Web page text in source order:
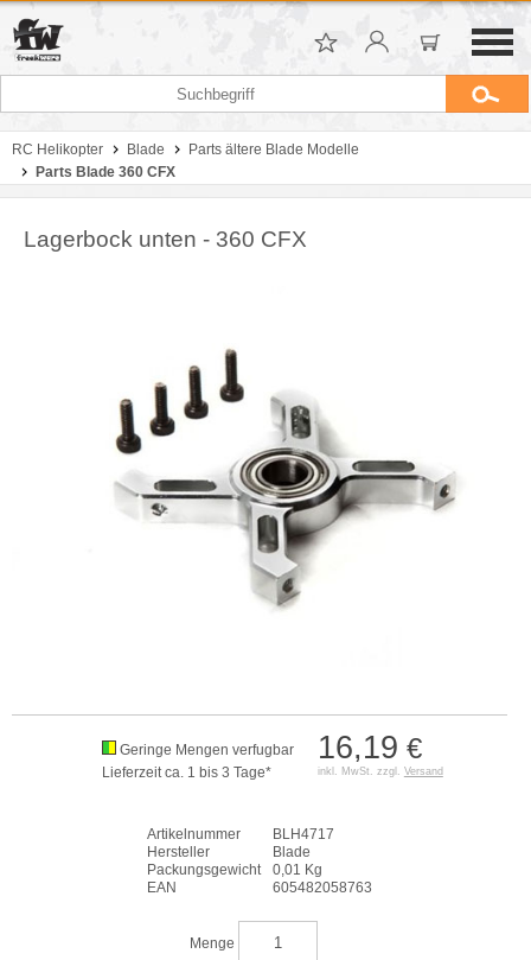
RC Helikopter Blade
Parts ältere Blade Modelle
Parts Blade 360 CFX
Lagerbock unten - 360 CFX
16,19 €
inkl. MwSt. zzgl. Versand
Geringe Mengen verfugbar
Lieferzeit ca. 1 bis 3 Tage*
Artikelnummer
BLH4717
Hersteller
Blade
Packungsgewicht
0,01 Kg
EAN
605482058763
Menge